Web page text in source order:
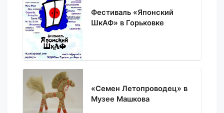
Фестиваль «Японский
ШкАФ» в Горьковке
«Семен Летопроводец» в
Музее Машкова